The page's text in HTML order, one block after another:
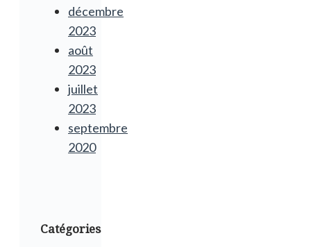
décembre
2023
août
2023
juillet
2023
septembre
2020
Catégories